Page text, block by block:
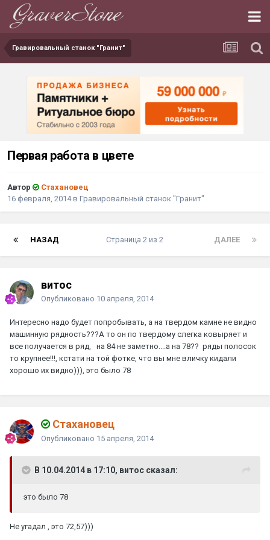
Гравировальный станок "Гранит"
Первая работа в цвете
Автор
Стахановец
16 февраля, 2014в Гравировальный станок "Гранит"
НАЗАД ДАЛЕЕ
Страница 2 из 2
витос
Опубликовано 10 апреля, 2014
Интересно надо будет попробывать, а на твердом камне не видно
машинную рядность???А то он по твердому слегка ковыряет и
все получается в ряд, на 84 не заметно....а на 78?? ряды полосок
то крупнее!!!, кстати на той фотке, что вы мне вличку кидали
хорошо их видно))), это было 78
Стахановец
Опубликовано 15 апреля, 2014
В 10.04.2014 в 17:10, витос сказал:
это было 78
Не угадал , это 72,57)))